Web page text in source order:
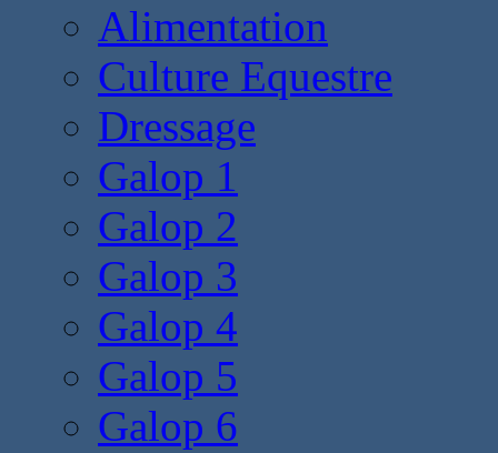
Alimentation
Culture Equestre
Dressage
Galop 1
Galop 2
Galop 3
Galop 4
Galop 5
Galop 6